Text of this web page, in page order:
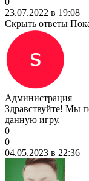
23.07.2022 в 19:08
Скрыть ответы
Администрация
Здравствуйте! Мы
данную игру.
0
0
04.05.2023 в 22:36